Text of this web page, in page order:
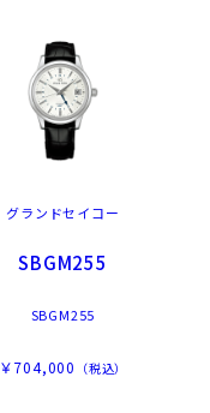
グランドセイコー
SBGM255
SBGM255
￥704,000 （税込）